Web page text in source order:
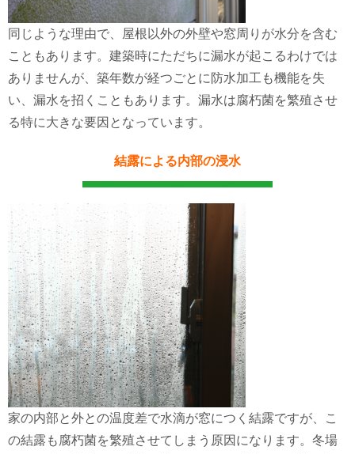
同じような理由で、屋根以外の外壁や窓周りが水分を含む
こともあります。建築時にただちに漏水が起こるわけでは
ありませんが、築年数が経つごとに防水加工も機能を失
い、漏水を招くこともあります。漏水は腐朽菌を繁殖させ
る特に大きな要因となっています。
結露による内部の浸水
家の内部と外との温度差で水滴が窓につく結露ですが、こ
の結露も腐朽菌を繁殖させてしまう原因になります。冬場